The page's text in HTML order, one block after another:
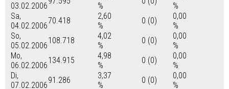
03.02.2006
%
%
Sa,
04.02.2006
70.418
2,60
%
0 (0)
0,00
%
So,
05.02.2006
108.718
4,02
%
0 (0)
0,00
%
Mo,
06.02.2006
134.915
4,98
%
0 (0)
0,00
%
Di,
07.02.2006
91.286
3,37
%
0 (0)
0,00
%